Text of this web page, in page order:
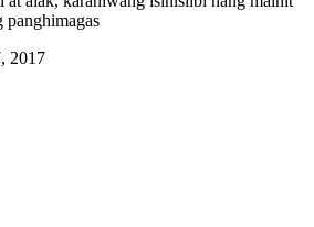
panghimagas
2017